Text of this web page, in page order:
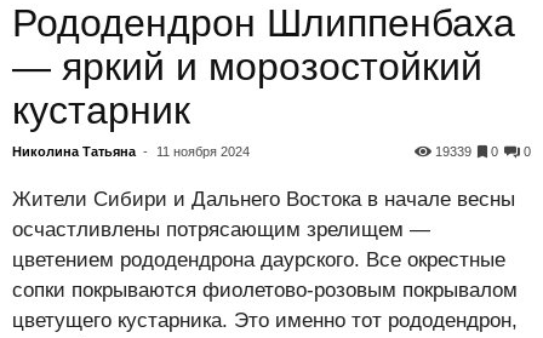
Рододендрон Шлиппенбаха
— яркий и морозостойкий
кустарник
Николина Татьяна - 11 ноября 2024 0
0
19339
Жители Сибири и Дальнего Востока в начале весны
осчастливлены потрясающим зрелищем —
цветением рододендрона даурского. Все окрестные
сопки покрываются фиолетово-розовым покрывалом
цветущего кустарника. Это именно тот рододендрон,